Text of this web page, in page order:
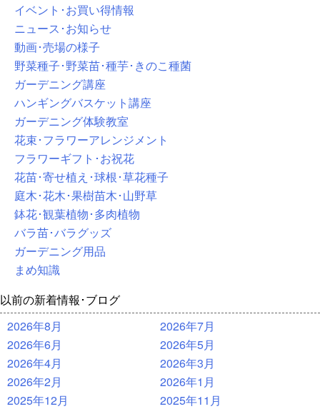
イベント･お買い得情報
ニュース･お知らせ
動画･売場の様子
野菜種子･野菜苗･種芋･きのこ種菌
ガーデニング講座
ハンギングバスケット講座
ガーデニング体験教室
花束･フラワーアレンジメント
フラワーギフト･お祝花
花苗･寄せ植え･球根･草花種子
庭木･花木･果樹苗木･山野草
鉢花･観葉植物･多肉植物
バラ苗･バラグッズ
ガーデニング用品
まめ知識
以前の新着情報･ブログ
2026年8月
2026年7月
2026年6月
2026年5月
2026年4月
2026年3月
2026年2月
2026年1月
2025年12月
2025年11月